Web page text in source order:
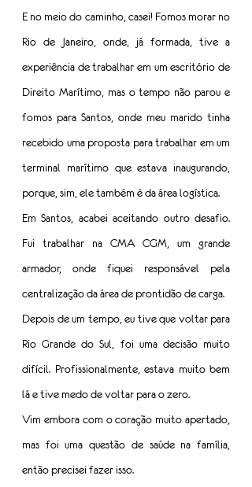
E no meio do caminho, casei! Fomos morar no
Rio de Janeiro, onde, já formada, tive a
experiência de trabalhar em um escritório de
Direito Marítimo, mas o tempo não parou e
fomos para Santos, onde meu marido tinha
recebido uma proposta para trabalhar em um
terminal marítimo que estava inaugurando,
porque, sim, ele também é da área logística.
Em Santos, acabei aceitando outro desafio.
Fui trabalhar na CMA CGM, um grande
armador, onde fiquei responsável pela
centralização da área de prontidão de carga.
Depois de um tempo, eu tive que voltar para
Rio Grande do Sul, foi uma decisão muito
difícil. Profissionalmente, estava muito bem
lá e tive medo de voltar para o zero.
Vim embora com o coração muito apertado,
mas foi uma questão de saúde na família,
então precisei fazer isso.